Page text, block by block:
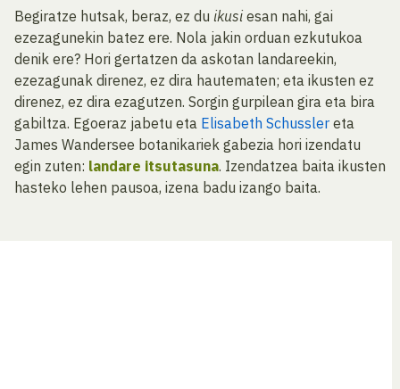
Begiratze hutsak, beraz, ez du ikusi esan nahi, gai
ezezagunekin batez ere. Nola jakin orduan ezkutukoa
denik ere? Hori gertatzen da askotan landareekin,
ezezagunak direnez, ez dira hautematen; eta ikusten ez
direnez, ez dira ezagutzen. Sorgin gurpilean gira eta bira
gabiltza. Egoeraz jabetu eta Elisabeth Schussler eta
James Wandersee botanikariek gabezia hori izendatu
egin zuten: landare itsutasuna. Izendatzea baita ikusten
hasteko lehen pausoa, izena badu izango baita.